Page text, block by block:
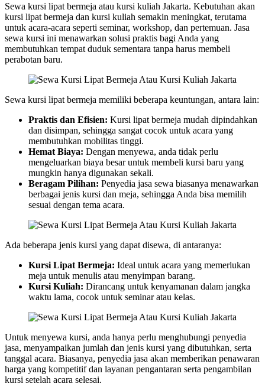
Sewa kursi lipat bermeja atau kursi kuliah Jakarta. Kebutuhan akan
kursi lipat bermeja dan kursi kuliah semakin meningkat, terutama
untuk acara-acara seperti seminar, workshop, dan pertemuan. Jasa
sewa kursi ini menawarkan solusi praktis bagi Anda yang
membutuhkan tempat duduk sementara tanpa harus membeli
perabotan baru.
Sewa kursi lipat bermeja memiliki beberapa keuntungan, antara lain:
Praktis dan Efisien: Kursi lipat bermeja mudah dipindahkan
dan disimpan, sehingga sangat cocok untuk acara yang
membutuhkan mobilitas tinggi.
Hemat Biaya: Dengan menyewa, anda tidak perlu
mengeluarkan biaya besar untuk membeli kursi baru yang
mungkin hanya digunakan sekali.
Beragam Pilihan: Penyedia jasa sewa biasanya menawarkan
berbagai jenis kursi dan meja, sehingga Anda bisa memilih
sesuai dengan tema acara.
Ada beberapa jenis kursi yang dapat disewa, di antaranya:
Kursi Lipat Bermeja: Ideal untuk acara yang memerlukan
meja untuk menulis atau menyimpan barang.
Kursi Kuliah: Dirancang untuk kenyamanan dalam jangka
waktu lama, cocok untuk seminar atau kelas.
Untuk menyewa kursi, anda hanya perlu menghubungi penyedia
jasa, menyampaikan jumlah dan jenis kursi yang dibutuhkan, serta
tanggal acara. Biasanya, penyedia jasa akan memberikan penawaran
harga yang kompetitif dan layanan pengantaran serta pengambilan
kursi setelah acara selesai.